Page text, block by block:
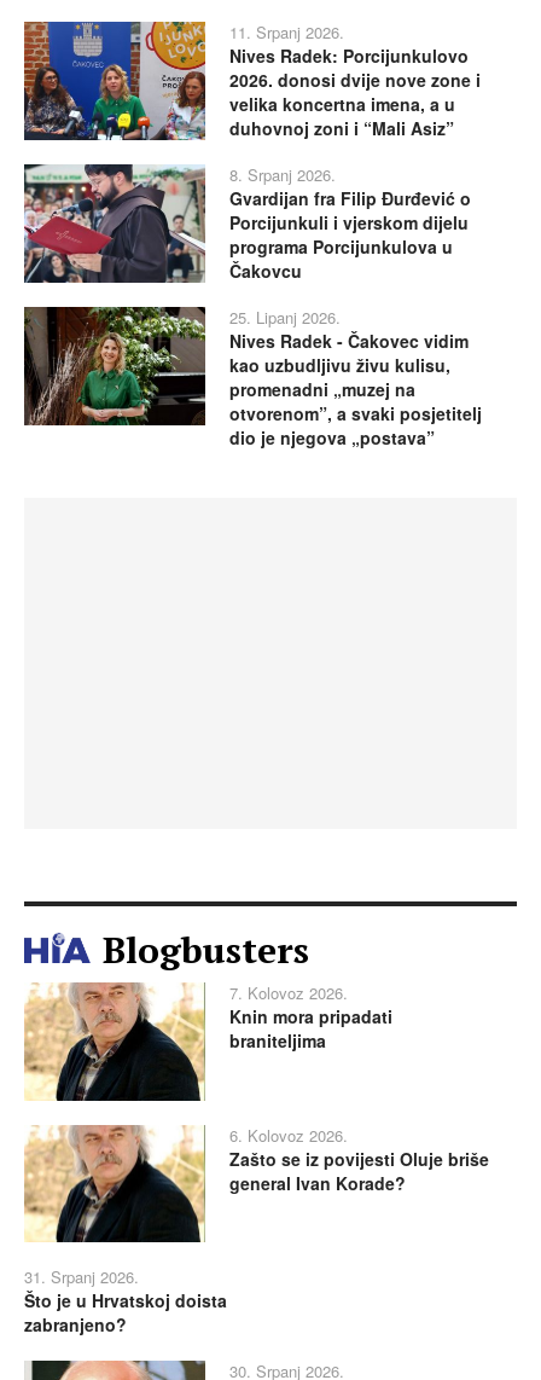
11. Srpanj 2026.
Nives Radek: Porcijunkulovo
2026. donosi dvije nove zone i
velika koncertna imena, a u
duhovnoj zoni i “Mali Asiz”
8. Srpanj 2026.
Gvardijan fra Filip Đurđević o
Porcijunkuli i vjerskom dijelu
programa Porcijunkulova u
Čakovcu
25. Lipanj 2026.
Nives Radek - Čakovec vidim
kao uzbudljivu živu kulisu,
promenadni „muzej na
otvorenom”, a svaki posjetitelj
dio je njegova „postava”
Blogbusters
7. Kolovoz 2026.
Knin mora pripadati
braniteljima
6. Kolovoz 2026.
Zašto se iz povijesti Oluje briše
general Ivan Korade?
31. Srpanj 2026.
Što je u Hrvatskoj doista
zabranjeno?
30. Srpanj 2026.